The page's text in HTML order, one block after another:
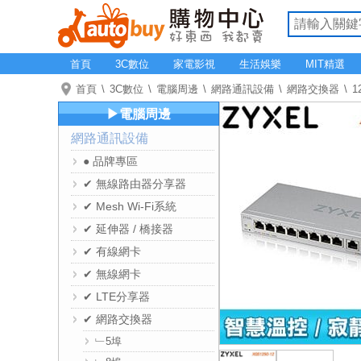
首頁 3C數位 家電影視 生活娛樂 MIT精選
首頁 3C數位 電腦周邊 網路通訊設備 網路交換器
▶電腦周邊
網路通訊設備
● 品牌專區
✔ 無線路由器分享器
✔ Mesh Wi-Fi系統
✔ 延伸器 / 橋接器
✔ 有線網卡
✔ 無線網卡
✔ LTE分享器
✔ 網路交換器
﹂5埠